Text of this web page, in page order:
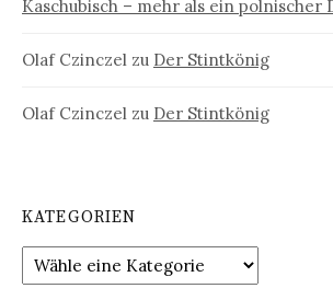
Kaschubisch – mehr als ein polnischer
Olaf Czinczel zu Der Stintkönig
Olaf Czinczel zu Der Stintkönig
KATEGORIEN